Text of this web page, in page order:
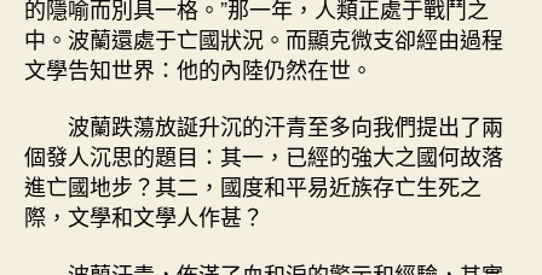
的隱喻而別具一格。”那一年，人類正處于戰鬥之
中。波蘭還處于亡國狀況。而顯克微支卻經由過程
文學告知世界：他的內陸仍然在世。
波蘭跌蕩放誕升沉的汗青至多向我們提出了兩
個發人沉思的題目：其一，已經的強大之國何故落
進亡國地步？其二，國度和平易近族存亡生死之
際，文學和文學人作甚？